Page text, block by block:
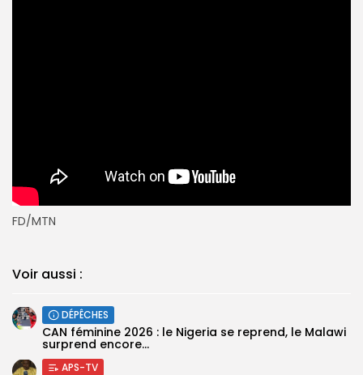
FD/MTN
Voir aussi :
DÉPÊCHES
‎CAN féminine 2026 : le Nigeria se reprend, le Malawi
surprend encore...
APS-TV